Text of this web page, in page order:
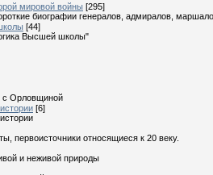
мировой войны [295]
биографии генералов, адмиралов,
[44]
Высшей школы"
с Орловщиной
[6]
первоисточники относящиеся к 20 веку.
и неживой природы